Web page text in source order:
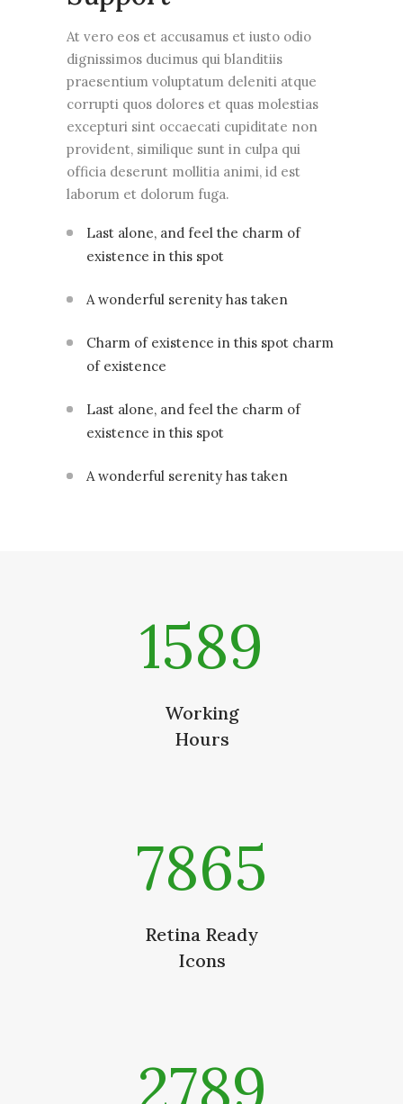
At vero eos et accusamus et iusto odio
dignissimos ducimus qui blanditiis
praesentium voluptatum deleniti atque
corrupti quos dolores et quas molestias
excepturi sint occaecati cupiditate non
provident, similique sunt in culpa qui
officia deserunt mollitia animi, id est
laborum et dolorum fuga.
Last alone, and feel the charm of
existence in this spot
A wonderful serenity has taken
Charm of existence in this spot charm
of existence
Last alone, and feel the charm of
existence in this spot
A wonderful serenity has taken
1589
Working
Hours
7865
Retina Ready
Icons